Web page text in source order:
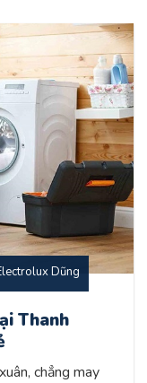
Dũng
Thanh
chẳng may